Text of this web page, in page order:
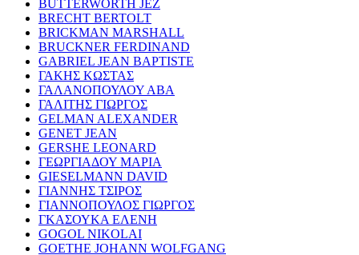
BUTTERWORTH JEZ
BRECHT BERTOLT
BRICKMAN MARSHALL
BRUCKNER FERDINAND
GABRIEL JEAN BAPTISTE
ΓΑΚΗΣ ΚΩΣΤΑΣ
ΓΑΛΑΝΟΠΟΥΛΟΥ ΑΒΑ
ΓΑΛΙΤΗΣ ΓΙΩΡΓΟΣ
GELMAN ALEXANDER
GENET JEAN
GERSHE LEONARD
ΓΕΩΡΓΙΑΔΟΥ ΜΑΡΙΑ
GIESELMANN DAVID
ΓΙΑΝΝΗΣ ΤΣΙΡΟΣ
ΓΙΑΝΝΟΠΟΥΛΟΣ ΓΙΩΡΓΟΣ
ΓΚΑΣΟΥΚΑ ΕΛΕΝΗ
GOGOL NIKOLAI
GOETHE JOHANN WOLFGANG